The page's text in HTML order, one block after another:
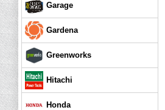
Garage
Gardena
Greenworks
Hitachi
Honda